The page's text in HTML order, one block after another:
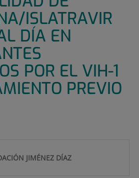
ISLATRAVIR
DÍA EN
POR EL VIH-1
PREVIO
JIMÉNEZ DÍAZ